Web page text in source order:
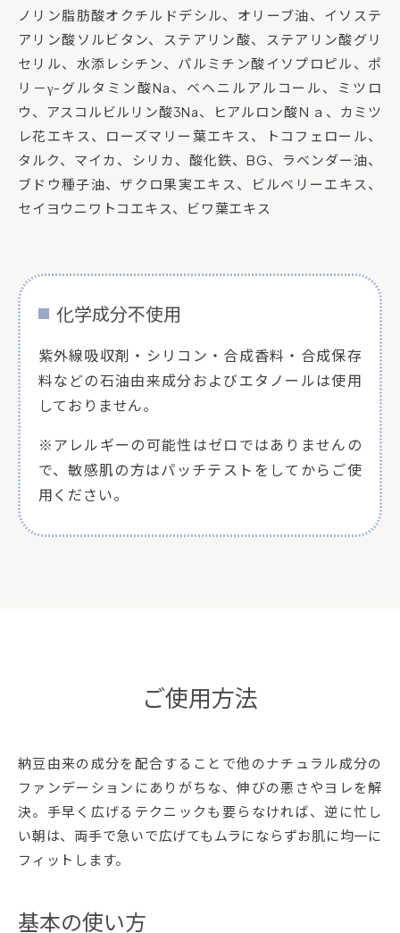
ノリン脂肪酸オクチルドデシル、オリーブ油、イソステ
アリン酸ソルビタン、ステアリン酸、ステアリン酸グリ
セリル、水添レシチン、パルミチン酸イソプロピル、ポ
リ－γ-グルタミン酸Na、ベヘニルアルコール、ミツロ
ウ、アスコルビルリン酸3Na、ヒアルロン酸Ｎａ、カミツ
レ花エキス、ローズマリー葉エキス、トコフェロール、
タルク、マイカ、シリカ、酸化鉄、BG、ラベンダー油、
ブドウ種子油、ザクロ果実エキス、ビルベリーエキス、
セイヨウニワトコエキス、ビワ葉エキス
化学成分不使用
紫外線吸収剤・シリコン・合成香料・合成保存
料などの石油由来成分およびエタノールは使用
しておりません。
※アレルギーの可能性はゼロではありませんの
で、敏感肌の方はパッチテストをしてからご使
用ください。
ご使用方法
納豆由来の成分を配合することで他のナチュラル成分の
ファンデーションにありがちな、伸びの悪さやヨレを解
決。手早く広げるテクニックも要らなければ、逆に忙し
い朝は、両手で急いで広げてもムラにならずお肌に均一に
フィットします。
基本の使い方